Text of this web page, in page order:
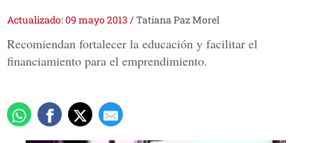
Actualizado: 09 mayo 2013 /Tatiana Paz Morel
Recomiendan fortalecer la educación y facilitar el
financiamiento para el emprendimiento.